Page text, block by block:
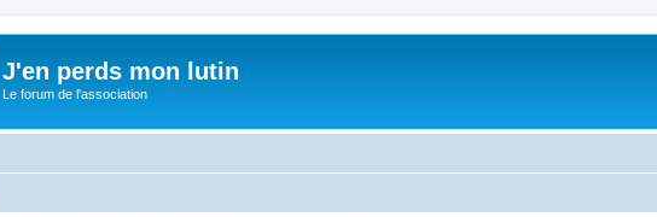
J'en perds mon lutin
Le forum de l'association